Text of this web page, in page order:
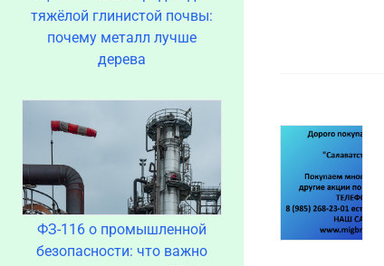
тяжёлой глинистой почвы:
почему металл лучше
дерева
ФЗ-116 о промышленной
безопасности: что важно